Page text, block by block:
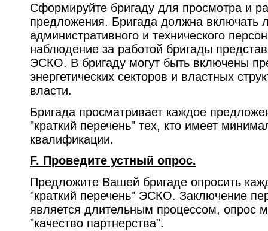
Сформируйте бригаду для просмотра и
предложения. Бригада должна включать
административного и технического
наблюдение за работой бригады
ЭСКО. В бригаду могут быть включены
энергетических секторов и властных
власти.
Бригада просматривает каждое
"краткий перечень" тех, кто имеет
квалификации.
F. Проведите устный опрос.
Предложите Вашей бригаде опросить
"краткий перечень" ЭСКО. Заключение
является длительным процессом, опрос
"качество партнерства".